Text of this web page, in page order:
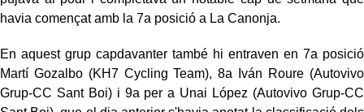
havia començat amb la 7a posició a La Canonja.
En aquest grup capdavanter també hi entraven en 7a posició
Martí Gozalbo (KH7 Cycling Team), 8a Iván Roure (Autovivo
Grup-CC Sant Boi) i 9a per a Unai López (Autovivo Grup-CC